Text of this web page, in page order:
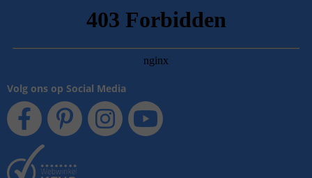
Volg ons op Social Media